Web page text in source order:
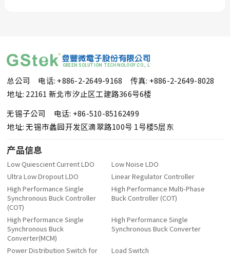
总公司 电话: +886-2-2649-9168
传真: +886-2-2649-8028
地址: 22161 新北市汐止区工建路366号6楼
无锡子公司 电话: +86-510-85162499
地址: 无锡市蠡园开发区滴翠路100号 1号楼5层东
产品信息
Low Quiescient Current LDO
Low Noise LDO
Ultra Low Dropout LDO
Linear Regulator Controller
High Performance Single
Synchronous Buck Controller
(COT)
High Performance Multi-Phase
Buck Controller (COT)
High Performance Single
Synchronous Buck
Converter(MCM)
High Performance Single
Synchronous Buck Converter
Power Distribution Switch for Load Switch